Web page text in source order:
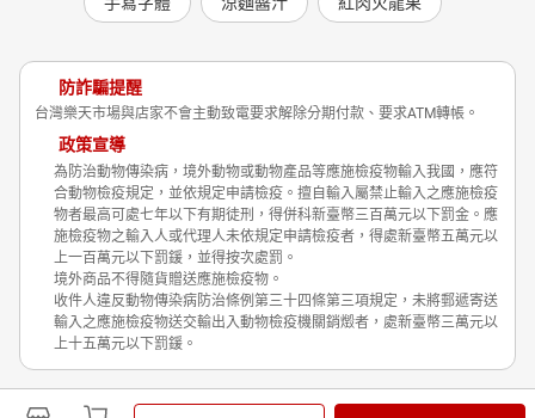
防詐騙提醒
台灣樂天市場與店家不會主動致電要求解除分期付款、要求ATM轉帳。
政策宣導
為防治動物傳染病，境外動物或動物產品等應施檢疫物輸入我國，應符
合動物檢疫規定，並依規定申請檢疫。擅自輸入屬禁止輸入之應施檢疫
物者最高可處七年以下有期徒刑，得併科新臺幣三百萬元以下罰金。應
施檢疫物之輸入人或代理人未依規定申請檢疫者，得處新臺幣五萬元以
上一百萬元以下罰鍰，並得按次處罰。
境外商品不得隨貨贈送應施檢疫物。
收件人違反動物傳染病防治條例第三十四條第三項規定，未將郵遞寄送
輸入之應施檢疫物送交輸出入動物檢疫機關銷燬者，處新臺幣三萬元以
上十五萬元以下罰鍰。
Shopping is Entertainment!